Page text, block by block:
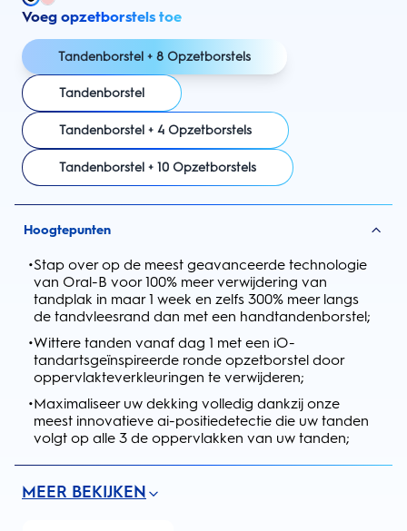
Voeg opzetborstels toe
Tandenborstel + 8 Opzetborstels
Tandenborstel
Tandenborstel + 4 Opzetborstels
Tandenborstel + 10 Opzetborstels
Hoogtepunten
•Stap over op de meest geavanceerde technologie
van Oral-B voor 100% meer verwijdering van
tandplak in maar 1 week en zelfs 300% meer langs
de tandvleesrand dan met een handtandenborstel;
•Wittere tanden vanaf dag 1 met een iO-
tandartsgeïnspireerde ronde opzetborstel door
oppervlakteverkleuringen te verwijderen;
•Maximaliseer uw dekking volledig dankzij onze
meest innovatieve ai-positiedetectie die uw tanden
volgt op alle 3 de oppervlakken van uw tanden;
MEER BEKIJKEN